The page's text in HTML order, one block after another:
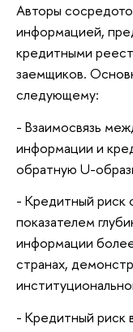
Авторы
информацией,
кредитными
заемщиков.
следующему:
- Взаимосвязь
информации и
обратную U-
- Кредитный риск
показателем
информации
странах,
- Кредитный риск